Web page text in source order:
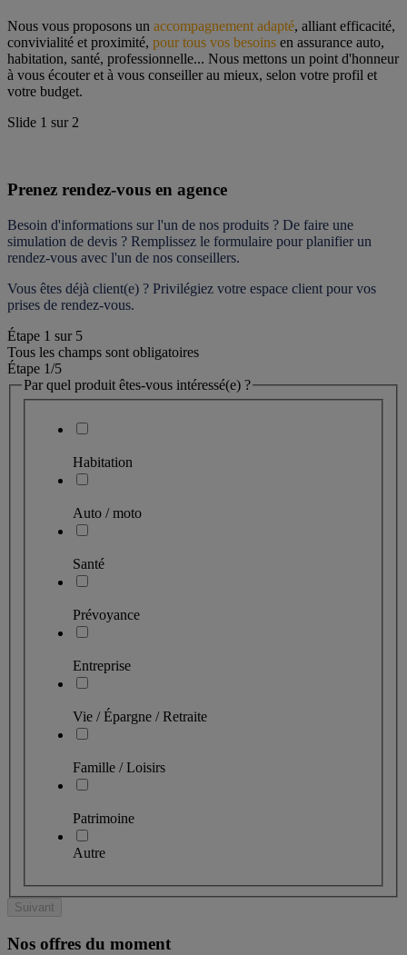
Nous vous proposons un accompagnement adapté, alliant efficacité,
convivialité et proximité, pour tous vos besoins en assurance auto,
habitation, santé, professionnelle... Nous mettons un point d'honneur
à vous écouter et à vous conseiller au mieux, selon votre profil et
votre budget.
Slide 1 sur 2
Prenez rendez-vous en agence
Besoin d'informations sur l'un de nos produits ? De faire une
simulation de devis ? Remplissez le formulaire pour planifier un
rendez-vous avec l'un de nos conseillers.
Vous êtes déjà client(e) ? Privilégiez votre espace client pour vos
prises de rendez-vous.
Étape 1 sur 5
Tous les champs sont obligatoires
Étape 1/5
Par quel produit êtes-vous intéressé(e) ?
Habitation
Auto / moto
Santé
Prévoyance
Entreprise
Vie / Épargne / Retraite
Famille / Loisirs
Patrimoine
Autre
Suivant
Nos offres du moment